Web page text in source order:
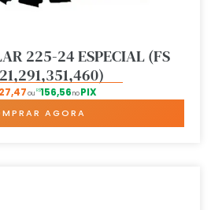
225-24 ESPECIAL (FS
ou R$156,56no PIX
AGORA